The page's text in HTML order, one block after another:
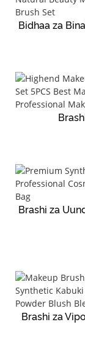
Bidhaa za
Brashi za
Brashi za